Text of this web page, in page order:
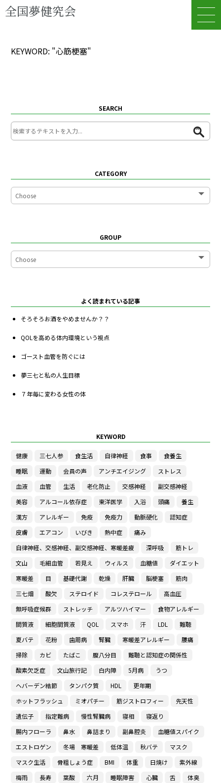
全国夢健究会
KEYWORD: "心筋梗塞"
SEARCH
CATEGORY
GROUP
よく読まれている記事
そろそろお酒をやめませんか？？
QOLを高める体内環境という視点
ゴースト血管を防ぐには
夢三七と私の人生目標
７年毎に変わる女性の体
KEYWORD
健康 三七人参 食生活 自律神経 食事
食養生
睡眠
運動 会員の声 アンチエイジング
ストレス
血液
血管 生活 老化防止 交感神経
副交感神経
美容
アルコール依存症 東洋医学 入浴 頭痛
養生
漢方
アレルギー 免疫 免疫力 動脈硬化
認知症
皮膚
エアコン いびき 熱中症
痛み
自律神経、交感神経、副交感神経、寒暖差疲
深呼吸
筋トレ
文山
毛細血管 若見え ウィルス 血糖値
ダイエット
寒暖差
目 基礎代謝 乾燥 肝臓 脳梗塞
筋肉
三七畑
酸欠 ステロイド コレステロール
高血圧
無呼吸症候群
ストレッチ アルツハイマー
食物アレルギー
間質液
細胞間質液 QOL スマホ 汗 LDL
難聴
夏バテ
花粉 歯周病 腎臓 寒暖差アレルギー
腰痛
掃除
カビ たばこ 腹八分目
難聴と認知症の関係性
酸素欠乏症
文山旅行記 白内障 5月病
うつ
ヘバーデン結節
タンパク質 HDL
更年期
ホットフラッシュ
ミオパチー 筋ジストロフィー
先天性
遺伝子
指定難病 慢性腎臓病 寝相
寝返り
腸内フローラ
鼻水 鼻詰まり 副鼻腔炎
血糖値スパイク
エストロゲン
冬場 寒暖差 低体温 秋バテ
マスク
マスク生活
骨粗しょう症 BMI 体重 日焼け
紫外線
梅雨
長寿 葉酸 六月 睡眠障害 心臓 舌
体臭